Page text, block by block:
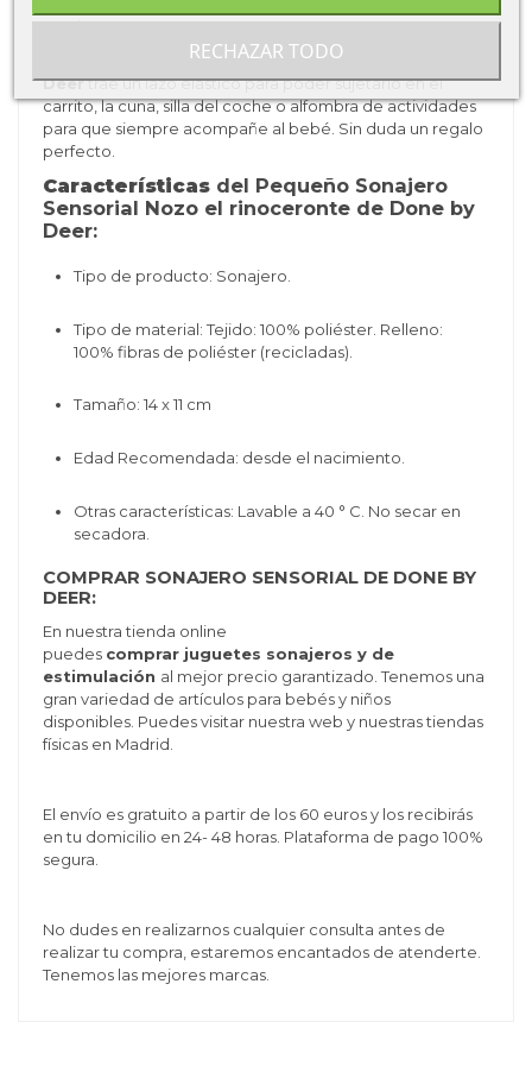
que les encanta.
juguete para bebes diseñado porDone By
Deertrae un lazo elástico para poder sujetarlo en el
carrito, la cuna, silla del coche o alfombra de actividades
para que siempre acompañe al bebé. Sin duda un regalo
perfecto.
Características del Pequeño Sonajero
Sensorial Nozo el rinoceronte de Done by
Deer:
Tipo de producto: Sonajero.
Tipo de material:Tejido: 100% poliéster. Relleno:
100% fibras de poliéster (recicladas).
Tamaño: 14 x 11 cm
Edad Recomendada: desde el nacimiento.
Otras características: Lavable a 40 ° C. No secar en
secadora.
COMPRAR SONAJERO SENSORIAL DE DONE BY
DEER:
En nuestra tienda online
puedes comprar juguetes sonajeros y de
estimulación al mejor precio garantizado. Tenemos una
gran variedad de artículos para bebés y niños
disponibles. Puedes visitar nuestra web y nuestras tiendas
físicas en Madrid.
El envío es gratuito a partir de los 60 euros y los recibirás
en tu domicilio en 24- 48 horas. Plataforma de pago 100%
segura.
No dudes en realizarnos cualquier consulta antes de
realizar tu compra, estaremos encantados de atenderte.
Tenemos las mejores marcas.
RECHAZAR TODO